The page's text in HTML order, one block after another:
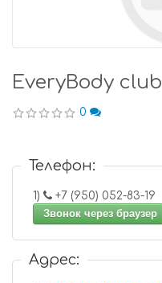
EveryBody club
0
Телефон:
1)
+7 (950) 052-83-19
Звонок через браузер
Адрес: